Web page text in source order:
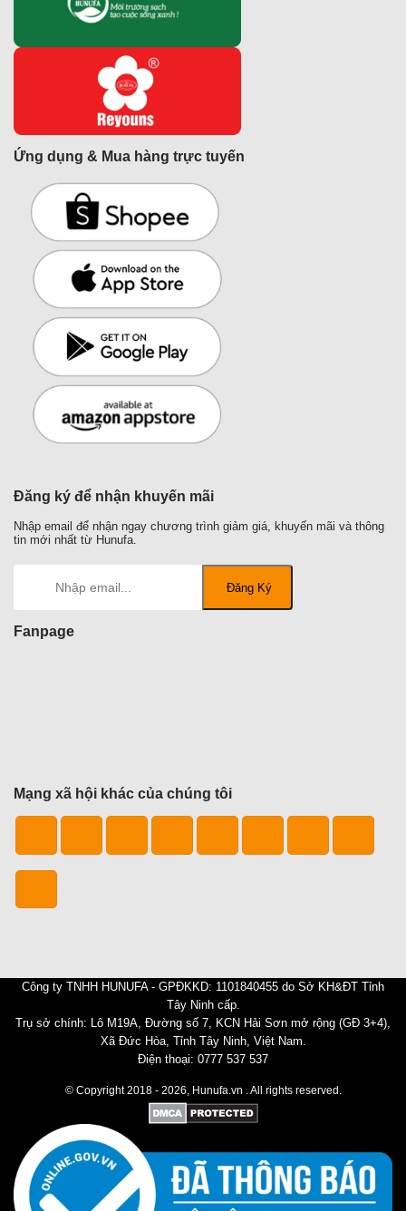
Ứng dụng & Mua hàng trực tuyến
Đăng ký để nhận khuyến mãi
Nhập email để nhận ngay chương trình giảm giá, khuyến mãi và thông
tin mới nhất từ Hunufa.
Fanpage
Mạng xã hội khác của chúng tôi
Công ty TNHH HUNUFA - GPĐKKD: 1101840455 do Sở KH&ĐT Tỉnh
Tây Ninh cấp.
Trụ sở chính: Lô M19A, Đường số 7, KCN Hải Sơn mở rộng (GĐ 3+4),
Xã Đức Hòa, Tỉnh Tây Ninh, Việt Nam.
Điện thoại: 0777 537 537
© Copyright 2018 - 2026, Hunufa.vn . All rights reserved.